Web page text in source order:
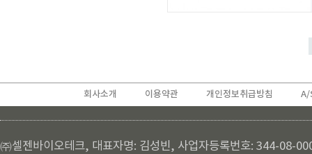
회사소개 이용약관 개인정보취급방침 A/
㈜셀젠바이오테크, 대표자명: 김성빈, 사업자등록번호: 344-08-